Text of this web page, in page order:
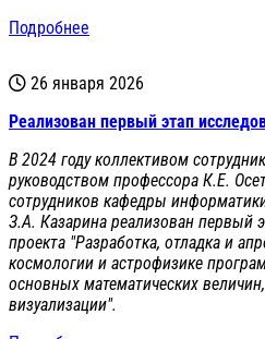
Подробнее
26 января 2026
Реализован первый этап
В 2024 году коллективом
руководством профессора К.Е.
сотрудников кафедры
З.А. Казарина реализован первый
проекта "Разработка, отладка и
космологии и астрофизике
основных математических
визуализации".